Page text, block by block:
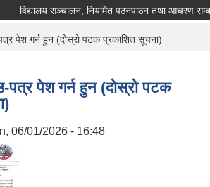
विद्यालय सञ्चालन, नियमित पठनपाठन तथा आचरण
पेश गर्न हुन (दोस्रो पटक प्रकाशित सूचना)
पत्र पेश गर्न हुन (दोस्रो पटक
06/01/2026 - 16:48